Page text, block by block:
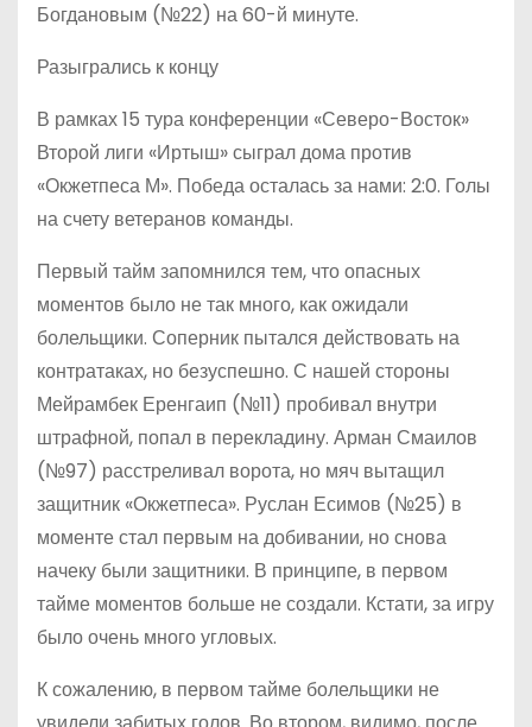
Богдановым (№22) на 60-й минуте.
Разыгрались к концу
В рамках 15 тура конференции «Северо-Восток»
Второй лиги «Иртыш» сыграл дома против
«Окжетпеса М». Победа осталась за нами: 2:0. Голы
на счету ветеранов команды.
Первый тайм запомнился тем, что опасных
моментов было не так много, как ожидали
болельщики. Соперник пытался действовать на
контр­атаках, но безуспешно. С нашей стороны
Мейрамбек Еренгаип (№11) пробивал внутри
штрафной, попал в перекладину. Арман Смаилов
(№97) расстреливал ворота, но мяч вытащил
защитник «Окжетпеса». Руслан Есимов (№25) в
моменте стал первым на добивании, но снова
начеку были защитники. В принципе, в первом
тайме моментов больше не создали. Кстати, за игру
было очень много угловых.
К сожалению, в первом тайме болельщики не